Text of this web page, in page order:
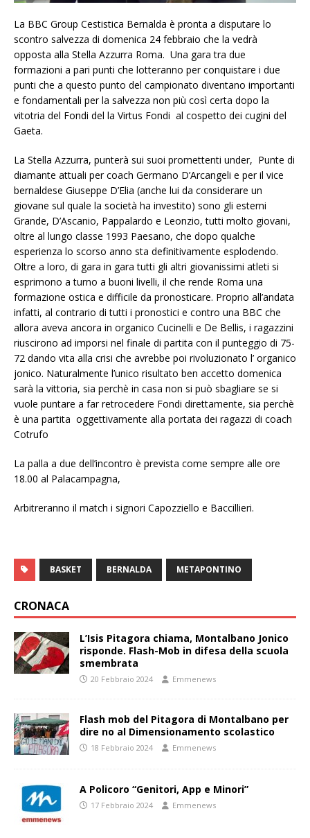
La BBC Group Cestistica Bernalda è pronta a disputare lo
scontro salvezza di domenica 24 febbraio che la vedrà
opposta alla Stella Azzurra Roma. Una gara tra due
formazioni a pari punti che lotteranno per conquistare i due
punti che a questo punto del campionato diventano importanti
e fondamentali per la salvezza non più così certa dopo la
vitotria del Fondi del la Virtus Fondi al cospetto dei cugini del
Gaeta.
La Stella Azzurra, punterà sui suoi promettenti under, Punte di
diamante attuali per coach Germano D’Arcangeli e per il vice
bernaldese Giuseppe D’Elia (anche lui da considerare un
giovane sul quale la società ha investito) sono gli esterni
Grande, D’Ascanio, Pappalardo e Leonzio, tutti molto giovani,
oltre al lungo classe 1993 Paesano, che dopo qualche
esperienza lo scorso anno sta definitivamente esplodendo.
Oltre a loro, di gara in gara tutti gli altri giovanissimi atleti si
esprimono a turno a buoni livelli, il che rende Roma una
formazione ostica e difficile da pronosticare. Proprio all’andata
infatti, al contrario di tutti i pronostici e contro una BBC che
allora aveva ancora in organico Cucinelli e De Bellis, i ragazzini
riuscirono ad imporsi nel finale di partita con il punteggio di 75-
72 dando vita alla crisi che avrebbe poi rivoluzionato l’ organico
jonico. Naturalmente l’unico risultato ben accetto domenica
sarà la vittoria, sia perchè in casa non si può sbagliare se si
vuole puntare a far retrocedere Fondi direttamente, sia perchè
è una partita oggettivamente alla portata dei ragazzi di coach
Cotrufo
La palla a due dell’incontro è prevista come sempre alle ore
18.00 al Palacampagna,
Arbitreranno il match i signori Capozziello e Baccillieri.
BASKET BERNALDA METAPONTINO
CRONACA
L’Isis Pitagora chiama, Montalbano Jonico
risponde. Flash-Mob in difesa della scuola
smembrata
20 Febbraio 2024 Emmenews
Flash mob del Pitagora di Montalbano per
dire no al Dimensionamento scolastico
18 Febbraio 2024 Emmenews
A Policoro “Genitori, App e Minori”
17 Febbraio 2024 Emmenews